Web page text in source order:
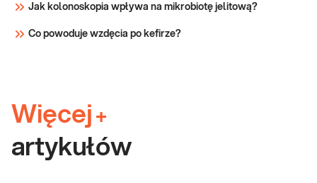
Jak kolonoskopia wpływa na mikrobiotę jelitową?
Co powoduje wzdęcia po kefirze?
Więcej +
artykułów